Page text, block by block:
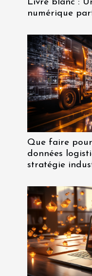
Livre blanc :
numérique
Que faire
données
stratégie